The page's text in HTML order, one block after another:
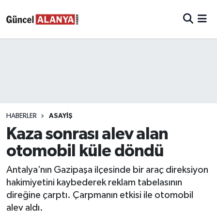
HABERLER ASAYIŞ
Kaza sonrası alev alan
otomobil küle döndü
Antalya’nın Gazipaşa ilçesinde bir araç direksiyon
hakimiyetini kaybederek reklam tabelasının
direğine çarptı. Çarpmanın etkisi ile otomobil
alev aldı.